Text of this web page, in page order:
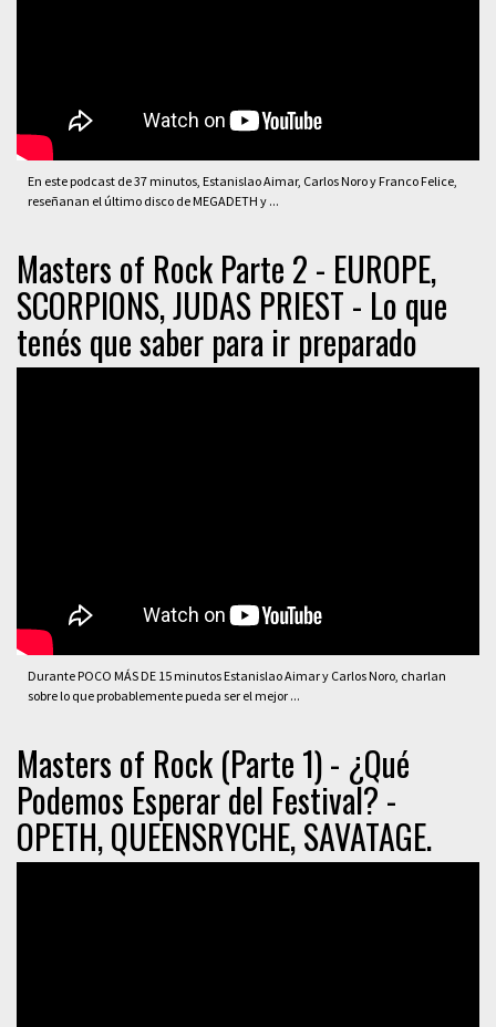
En este podcast de 37 minutos, Estanislao Aimar, Carlos Noro y Franco Felice,
reseñanan el último disco de MEGADETH y ...
Masters of Rock Parte 2 - EUROPE,
SCORPIONS, JUDAS PRIEST - Lo que
tenés que saber para ir preparado
Durante POCO MÁS DE 15 minutos Estanislao Aimar y Carlos Noro, charlan
sobre lo que probablemente pueda ser el mejor ...
Masters of Rock (Parte 1) - ¿Qué
Podemos Esperar del Festival? -
OPETH, QUEENSRYCHE, SAVATAGE.